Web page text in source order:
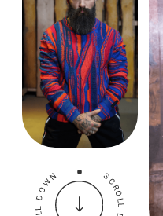
Unternehmen